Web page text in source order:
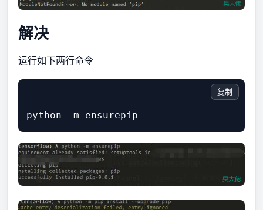
解决
运行如下两行命令
复制